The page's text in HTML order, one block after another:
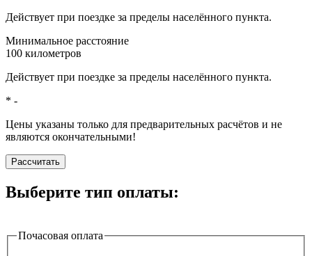
Действует при поездке за пределы населённого пункта.
Минимальное расстояние
100 километров
Действует при поездке за пределы населённого пункта.
* -
Цены указаны только для предварительных расчётов и не
являются окончательными!
Рассчитать
Выберите тип оплаты:
Почасовая оплата